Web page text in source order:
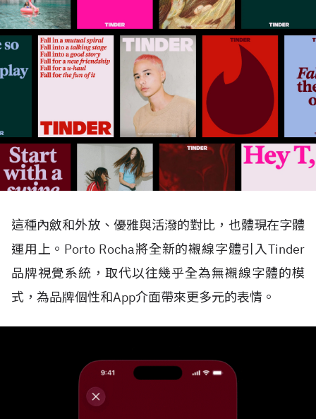
這種內斂和外放、優雅與活潑的對比，也體現在字體
運用上。Porto Rocha將全新的襯線字體引入Tinder
品牌視覺系統，取代以往幾乎全為無襯線字體的模
式，為品牌個性和App介面帶來更多元的表情。